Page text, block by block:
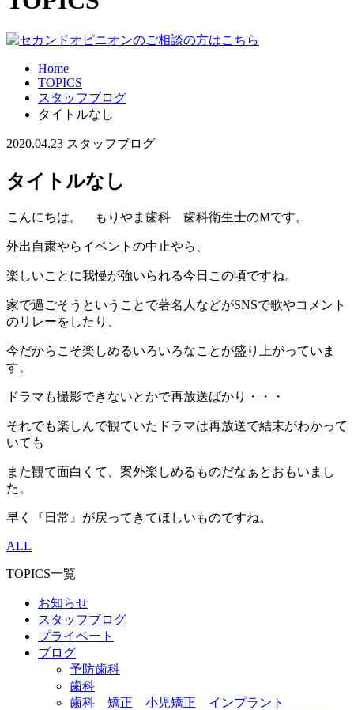
Home
TOPICS
スタッフブログ
タイトルなし
2020.04.23 スタッフブログ
タイトルなし
こんにちは。 もりやま歯科 歯科衛生士のМです。
外出自粛やらイベントの中止やら、
楽しいことに我慢が強いられる今日この頃ですね。
家で過ごそうということで著名人などがSNSで歌やコメント
のリレーをしたり、
今だからこそ楽しめるいろいろなことが盛り上がっていま
す。
ドラマも撮影できないとかで再放送ばかり・・・
それでも楽しんで観ていたドラマは再放送で結末がわかって
いても
また観て面白くて、案外楽しめるものだなぁとおもいまし
た。
早く『日常』が戻ってきてほしいものですね。
ALL
TOPICS一覧
お知らせ
スタッフブログ
プライベート
ブログ
予防歯科
歯科
歯科 矯正 小児矯正 インプラント